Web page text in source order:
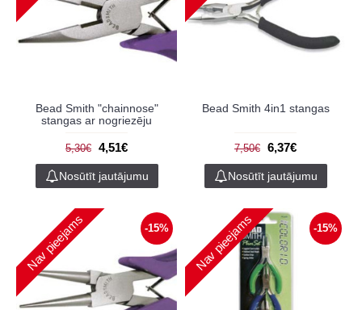
Bead Smith "chainnose"
stangas ar nogriezēju
5,30€ 4,51€
Nosūtīt jautājumu
Bead Smith 4in1 stangas
7,50€ 6,37€
Nosūtīt jautājumu
-15%
Nav pieejams -15%
Nav pieejams